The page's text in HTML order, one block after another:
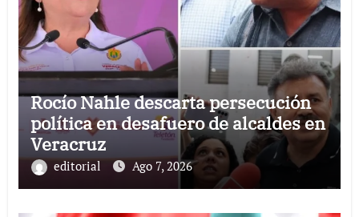
Rocío Nahle descarta persecución
política en desafuero de alcaldes en
Veracruz
editorial Ago 7, 2026